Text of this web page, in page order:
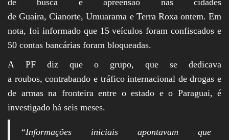
de Guaíra, Cianorte, Umuarama e Terra Roxa ontem. Em
nota, foi informado que 15 veículos foram confiscados e
50 contas bancárias foram bloqueadas.
A PF diz que o grupo, que se dedicava
a roubos, contrabando e tráfico internacional de drogas e
de armas na fronteira entre o estado e o Paraguai, é
investigado há seis meses.
“Informações iniciais apontavam que